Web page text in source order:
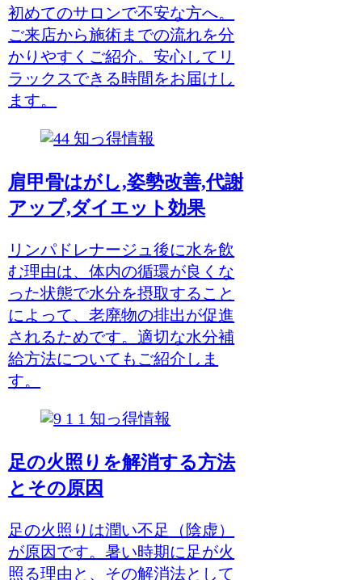
初めてのサロンで不安な方へ。
ご来店から施術までの流れを分
かりやすくご紹介。安心してリ
ラックスできる時間をお届けし
ます。
知っ得情報
肩甲骨はがし,姿勢改善,代謝
アップ,ダイエット効果
リンパドレナージュ後に水を飲
む理由は、体内の循環が良くな
った状態で水分を摂取すること
によって、老廃物の排出が促進
されるためです。適切な水分補
給方法についてもご紹介しま
す。
知っ得情報
足の火照りを解消する方法
とその原因
足の火照りは潤い不足（陰虚）
が原因です。暑い時期に足が火
照る理由と、その解消法として